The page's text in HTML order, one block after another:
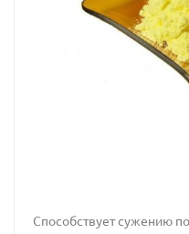
Способствует сужению